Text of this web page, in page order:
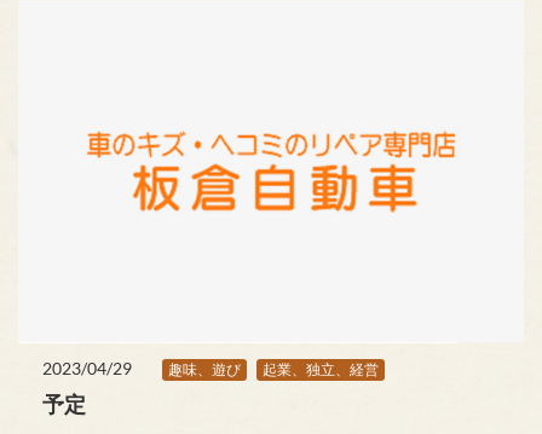
2023/04/29 趣味、遊び 起業、独立、経営
予定